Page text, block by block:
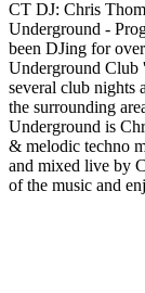
CT DJ: Chris
Underground -
been DJing for
Underground Club
several club nights
the surrounding
Underground is
& melodic techno
and mixed live by
of the music and